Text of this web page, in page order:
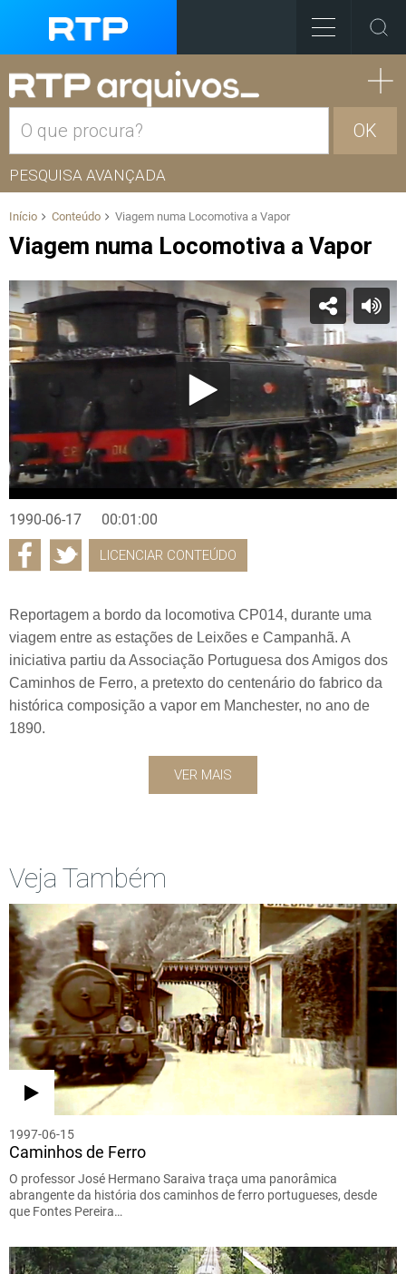
OK
PESQUISA AVANÇADA
Início Conteúdo Viagem numa Locomotiva a Vapor
Viagem numa Locomotiva a Vapor
1990-06-17 00:01:00
LICENCIAR CONTEÚDO
Reportagem a bordo da locomotiva CP014, durante uma
viagem entre as estações de Leixões e Campanhã. A
iniciativa partiu da Associação Portuguesa dos Amigos dos
Caminhos de Ferro, a pretexto do centenário do fabrico da
histórica composição a vapor em Manchester, no ano de
1890.
VER MAIS
Veja Também
1997-06-15
Caminhos de Ferro
O professor José Hermano Saraiva traça uma panorâmica
abrangente da história dos caminhos de ferro portugueses, desde
que Fontes Pereira…